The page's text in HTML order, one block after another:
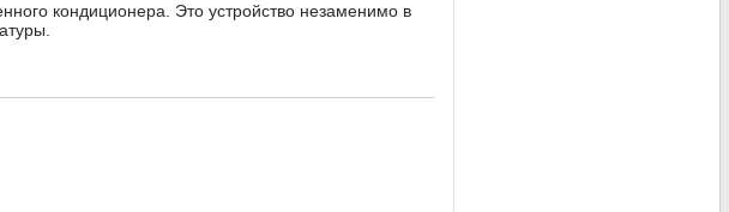
кондиционера. Это устройство незаменимо в